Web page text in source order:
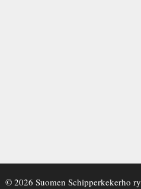
© 2026 Suomen Schipperkekerho ry